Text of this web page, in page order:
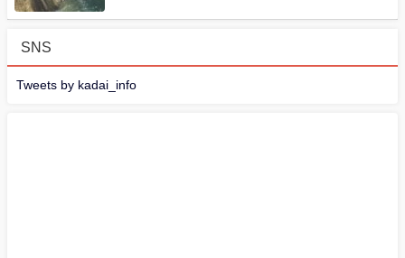
SNS
Tweets by kadai_info